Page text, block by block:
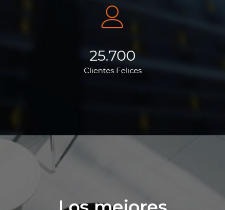
25.700
Clientes Felices